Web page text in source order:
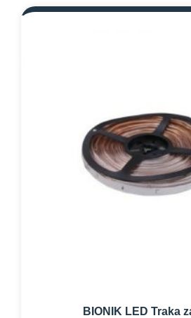
BIONIK LED Traka